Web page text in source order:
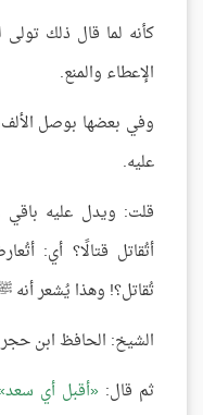
كأنه لما قال ذلك
الإعطاء والمنع.
وفي بعضها بوصل
عليه.
قلت: ويدل عليه باقي
أتُقاتل قتالًا؟ أي:
تُقاتل؟! وهذا يُشعر أنه
الشيخ: الحافظ ابن
ثم قال: أقبل أي سعد